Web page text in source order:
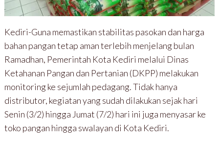
Kediri-Guna memastikan stabilitas pasokan dan harga
bahan pangan tetap aman terlebih menjelang bulan
Ramadhan, Pemerintah Kota Kediri melalui Dinas
Ketahanan Pangan dan Pertanian (DKPP) melakukan
monitoring ke sejumlah pedagang. Tidak hanya
distributor, kegiatan yang sudah dilakukan sejak hari
Senin (3/2) hingga Jumat (7/2) hari ini juga menyasar ke
toko pangan hingga swalayan di Kota Kediri.